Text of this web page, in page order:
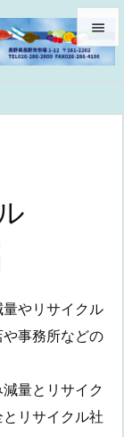



量やリサイクル
事務所などの
量とリサイク
リサイクル社